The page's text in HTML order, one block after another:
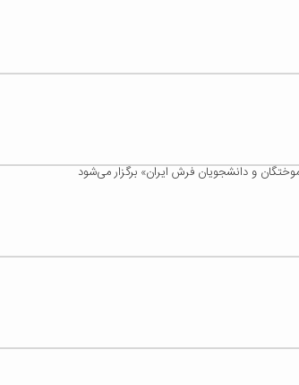
و دانشجویان فرش ایران» برگزار می‌شود